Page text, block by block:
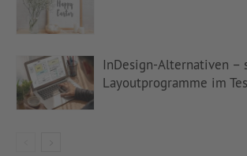
InDesign-Alternativen –
Layoutprogramme im